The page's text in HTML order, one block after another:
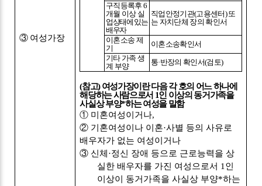
③ 여성가장
구직등록후6
개월 이상 실
업상태에 있는
배우자
직업안정기관(고용센터)또
는 자치단체 장의 확인서
이혼소송 제
기
이혼소송확인서
기타 가족 생
계 부양
통·반장의 확인서(검토)
(참고)여성가장이란 다음 각 호의 어느 하나에
해당하는 사람으로서 1인 이상의 동거가족을
사실상 부양*하는 여성을 말함
① 미혼여성이거나,
② 기혼여성이나 이혼·사별 등의 사유로
배우자가 없는 여성이거나
③ 신체 ·정신 장애 등으로 근로능력을 상
실한 배우자를 가진 여성으로서 1 인
이상이 동거가족을 사실상 부양*하는